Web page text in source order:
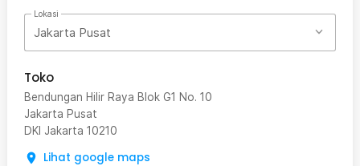
Lokasi
Jakarta Pusat
Toko
Bendungan Hilir Raya Blok G1 No. 10
Jakarta Pusat
DKI Jakarta 10210
Lihat google maps